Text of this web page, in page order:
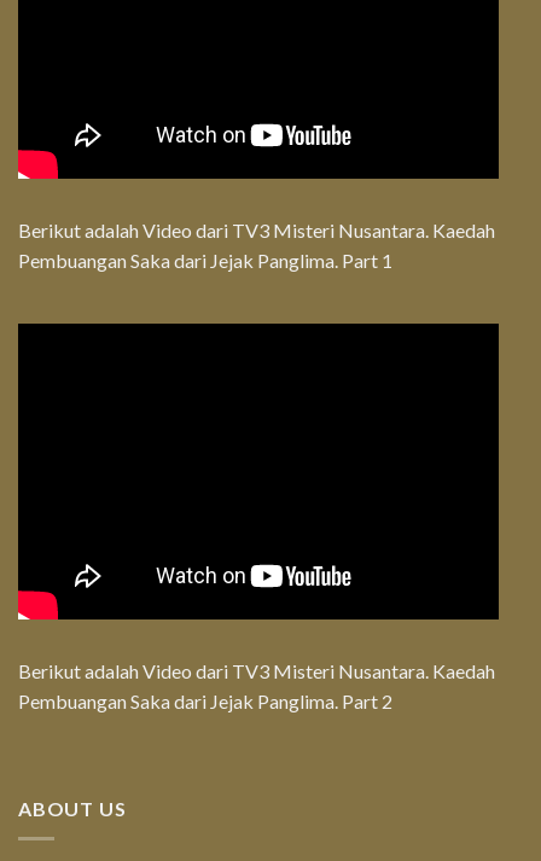
Berikut adalah Video dari TV3 Misteri Nusantara. Kaedah
Pembuangan Saka dari Jejak Panglima. Part 1
Berikut adalah Video dari TV3 Misteri Nusantara. Kaedah
Pembuangan Saka dari Jejak Panglima. Part 2
ABOUT US